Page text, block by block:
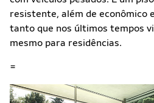
resistente, além de econômico
tanto que nos últimos tempos
mesmo para residências.
=